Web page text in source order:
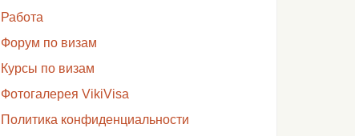
Работа
Форум по визам
Курсы по визам
Фотогалерея VikiVisa
Политика конфиденциальности